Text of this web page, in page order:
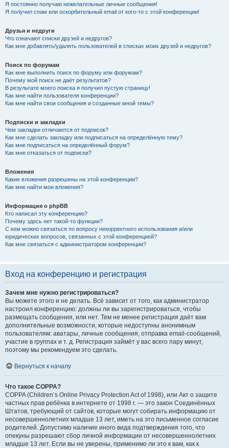
Я постоянно получаю нежелательные личные сообщения!
Я получил спам или оскорбительный email от кого-то с этой конференции!
Друзья и недруги
Что означают списки друзей и недругов?
Как мне добавлять/удалять пользователей в списках моих друзей и недругов?
Поиск по форумам
Как мне выполнить поиск по форуму или форумам?
Почему мой поиск не даёт результатов?
В результате моего поиска я получил пустую страницу!
Как мне найти пользователя конференции?
Как мне найти свои сообщения и созданные мной темы?
Подписки и закладки
Чем закладки отличаются от подписок?
Как мне сделать закладку или подписаться на определённую тему?
Как мне подписаться на определённый форум?
Как мне отказаться от подписки?
Вложения
Какие вложения разрешены на этой конференции?
Как мне найти мои вложения?
Информация о phpBB
Кто написал эту конференцию?
Почему здесь нет такой-то функции?
С кем можно связаться по вопросу некорректного использования и/или
юридических вопросов, связанных с этой конференцией?
Как мне связаться с администратором конференции?
Вход на конференцию и регистрация
Зачем мне нужно регистрироваться?
Вы можете этого и не делать. Всё зависит от того, как администратор
настроил конференцию: должны ли вы зарегистрироваться, чтобы
размещать сообщения, или нет. Тем не менее регистрация даёт вам
дополнительные возможности, которые недоступны анонимным
пользователям: аватары, личные сообщения, отправка email-сообщений,
участие в группах и т. д. Регистрация займёт у вас всего пару минут,
поэтому мы рекомендуем это сделать.
Вернуться к началу
Что такое COPPA?
COPPA (Children’s Online Privacy Protection Act of 1998), или Акт о защите
частных прав ребёнка в интернете от 1998 г. — это закон Соединённых
Штатов, требующий от сайтов, которые могут собирать информацию от
несовершеннолетних младше 13 лет, иметь на это письменное согласие
родителей. Допустимо наличие иного вида подтверждения того, что
опекуны разрешают сбор личной информации от несовершеннолетних
младше 13 лет. Если вы не уверены, применимо ли это к вам, как к